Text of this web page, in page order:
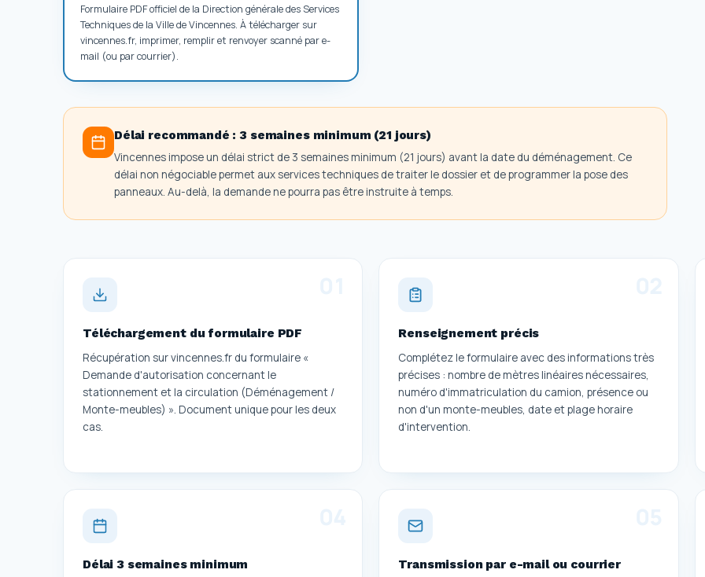
Formulaire PDF officiel de la Direction générale des Services
Techniques de la Ville de Vincennes. À télécharger sur
vincennes.fr, imprimer, remplir et renvoyer scanné par e-
mail (ou par courrier).
Délai recommandé :3 semaines minimum (21 jours)
Vincennes impose un délai strict de 3 semaines minimum (21 jours) avant la date du déménagement. Ce
délai non négociable permet aux services techniques de traiter le dossier et de programmer la pose des
panneaux. Au-delà, la demande ne pourra pas être instruite à temps.
Téléchargement du formulaire PDF
Récupération sur vincennes.fr du formulaire «
Demande d'autorisation concernant le
stationnement et la circulation (Déménagement /
Monte-meubles) ». Document unique pour les deux
cas.
Renseignement précis
Complétez le formulaire avec des informations très
précises : nombre de mètres linéaires nécessaires,
numéro d'immatriculation du camion, présence ou
non d'un monte-meubles, date et plage horaire
d'intervention.
Délai 3 semaines minimum
Transmission par e-mail ou courrier